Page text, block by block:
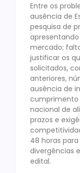
Entre os
ausência de
pesquisa de
mercado;
justificar os
solicitados,
anteriores,
ausência de
cumprimento
nacional de
prazos e
48 horas
divergências
edital.